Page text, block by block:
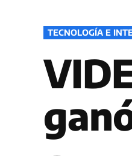
PUBLICADO
EN
TECNOLOGÍA E